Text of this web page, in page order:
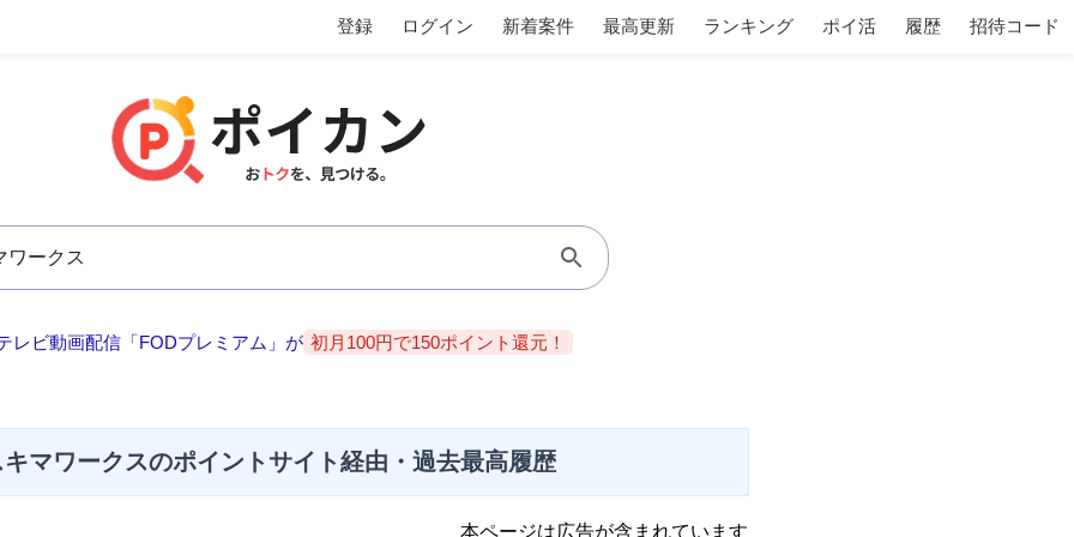
登録 ログイン 新着案件 最高更新 ランキング ポイ活 履歴 招待コード
レビ動画配信「FODプレミアム」が 初月100円で150ポイント還元！
キマワークスのポイントサイト経由・過去最高履歴
本ページは広告が含まれています